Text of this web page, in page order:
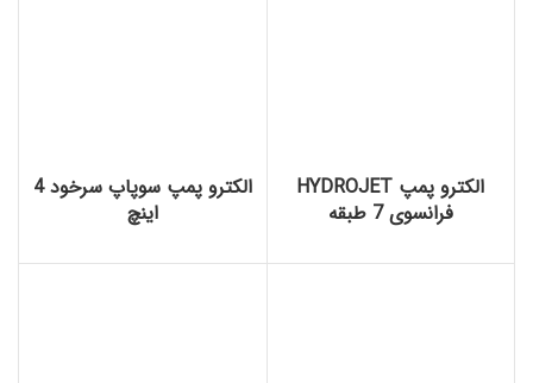
الکترو پمپ HYDROJET
فرانسوی 7 طبقه
الکترو پمپ سوپاپ سرخود 4
اینچ